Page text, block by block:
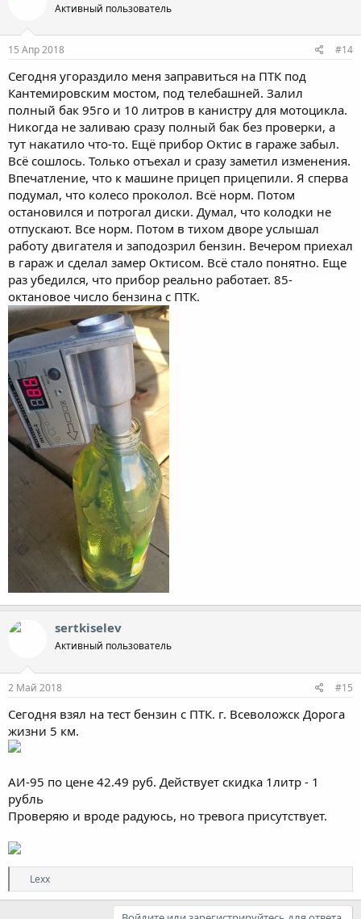
:
Активный пользователь
15 Апр 2018 #14
Сегодня угораздило меня заправиться на ПТК под
Кантемировским мостом, под телебашней. Залил
полный бак 95го и 10 литров в канистру для мотоцикла.
Никогда не заливаю сразу полный бак без проверки, а
тут накатило что-то. Ещё прибор Октис в гараже забыл.
Всё сошлось. Только отъехал и сразу заметил изменения.
Впечатление, что к машине прицеп прицепили. Я сперва
подумал, что колесо проколол. Всё норм. Потом
остановился и потрогал диски. Думал, что колодки не
отпускают. Все норм. Потом в тихом дворе услышал
работу двигателя и заподозрил бензин. Вечером приехал
в гараж и сделал замер Октисом. Всё стало понятно. Еще
раз убедился, что прибор реально работает. 85-
октановое число бензина с ПТК.
sertkiselev
Активный пользователь
2 Май 2018 #15
Сегодня взял на тест бензин с ПТК. г. Всеволожск Дорога
жизни 5 км.
АИ-95 по цене 42.49 руб. Действует скидка 1литр - 1
рубль
Проверяю и вроде радуюсь, но тревога присутствует.
Р
е
а
Lexx